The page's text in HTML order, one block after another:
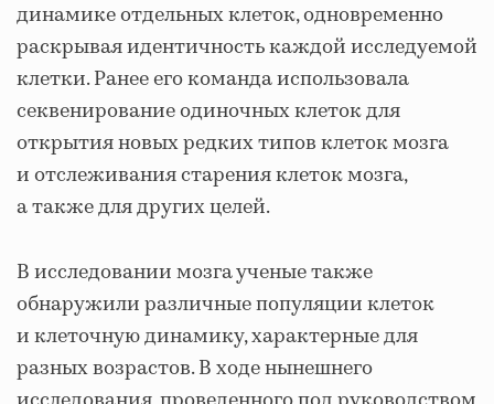
динамике отдельных клеток, одновременно
раскрывая идентичность каждой исследуемой
клетки. Ранее его команда использовала
секвенирование одиночных клеток для
открытия новых редких типов клеток мозга
и отслеживания старения клеток мозга,
а также для других целей.
В исследовании мозга ученые также
обнаружили различные популяции клеток
и клеточную динамику, характерные для
разных возрастов. В ходе нынешнего